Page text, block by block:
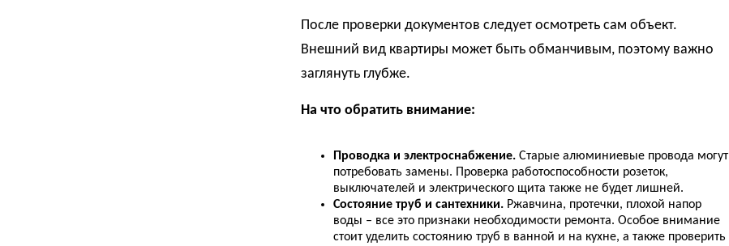
После проверки документов следует осмотреть сам объект.
Внешний вид квартиры может быть обманчивым, поэтому важно
заглянуть глубже.
На что обратить внимание:
Проводка и электроснабжение.Старые алюминиевые провода могут
потребовать замены. Проверка работоспособности розеток,
выключателей и электрического щита также не будет лишней.
Состояние труб и сантехники.Ржавчина, протечки, плохой напор
воды – все это признаки необходимости ремонта. Особое внимание
стоит уделить состоянию труб в ванной и на кухне, а также проверить